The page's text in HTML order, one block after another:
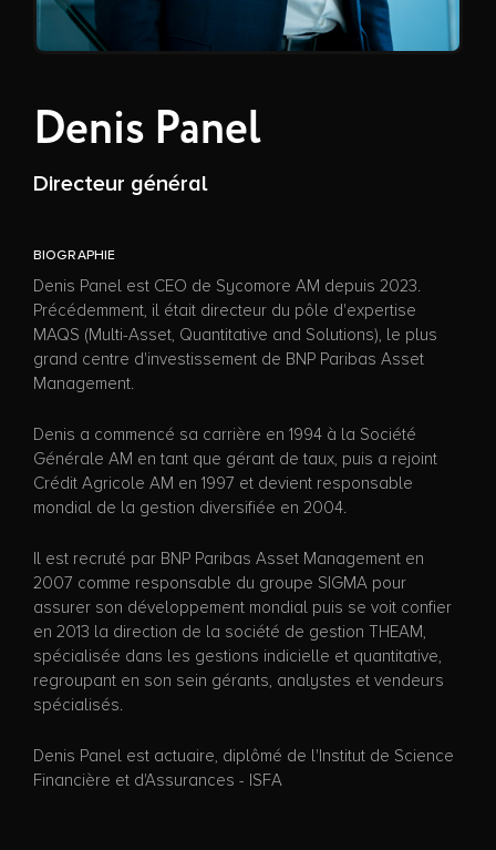
Denis Panel
Directeur général
BIOGRAPHIE
Denis Panel est CEO de Sycomore AM depuis 2023.
Précédemment, il était directeur du pôle d'expertise
MAQS (Multi-Asset, Quantitative and Solutions), le plus
grand centre d'investissement de BNP Paribas Asset
Management.
Denis a commencé sa carrière en 1994 à la Société
Générale AM en tant que gérant de taux, puis a rejoint
Crédit Agricole AM en 1997 et devient responsable
mondial de la gestion diversifiée en 2004.
Il est recruté par BNP Paribas Asset Management en
2007 comme responsable du groupe SIGMA pour
assurer son développement mondial puis se voit confier
en 2013 la direction de la société de gestion THEAM,
spécialisée dans les gestions indicielle et quantitative,
regroupant en son sein gérants, analystes et vendeurs
spécialisés.
Denis Panel est actuaire, diplômé de l'Institut de Science
Financière et d'Assurances - ISFA